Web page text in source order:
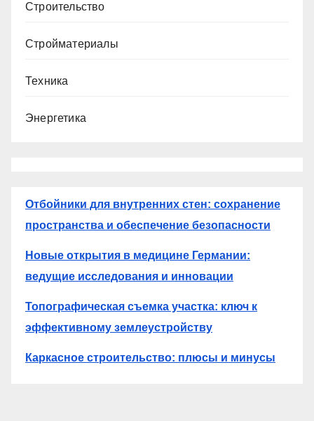
Строительство
Стройматериалы
Техника
Энергетика
Отбойники для внутренних стен: сохранение
пространства и обеспечение безопасности
Новые открытия в медицине Германии:
ведущие исследования и инновации
Топографическая съемка участка: ключ к
эффективному землеустройству
Каркасное строительство: плюсы и минусы